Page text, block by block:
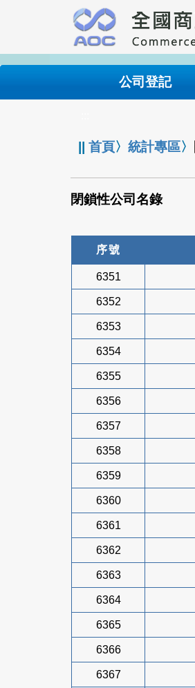
要
內
公司登記
||首頁〉統計專區〉
閉鎖性公司名錄
序號
6351
6352
6353
6354
6355
6356
6357
6358
6359
6360
6361
6362
6363
6364
6365
6366
6367